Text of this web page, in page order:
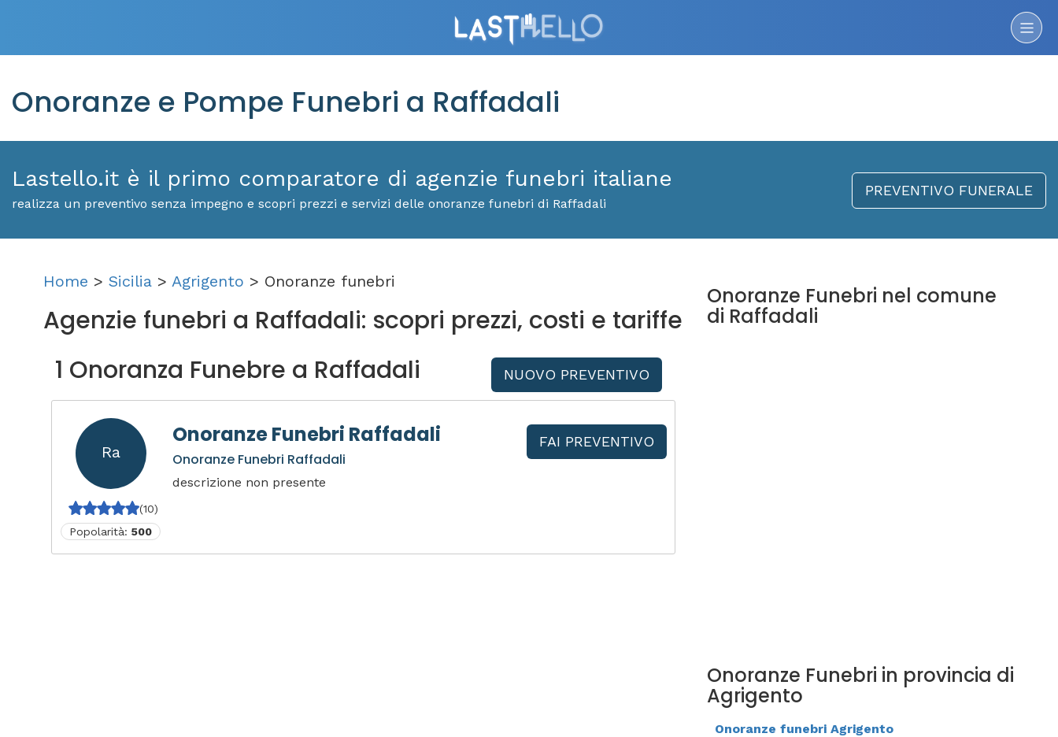
Onoranze e Pompe Funebri a Raffadali
Lastello.it è il primo comparatore di agenzie funebri italiane
realizza un preventivo senza impegno e scopri prezzi e servizi delle onoranze funebri di Raffadali
PREVENTIVO FUNERALE
Home > Sicilia > Agrigento > Onoranze funebri
Agenzie funebri a Raffadali: scopri prezzi, costi e tariffe
1 Onoranza Funebre a Raffadali
NUOVO PREVENTIVO
Ra
(10)
Popolarità: 500
Onoranze Funebri Raffadali
Onoranze Funebri Raffadali
descrizione non presente
FAI PREVENTIVO
Onoranze Funebri nel comune
di Raffadali
Onoranze Funebri in provincia di
Agrigento
Onoranze funebri Agrigento